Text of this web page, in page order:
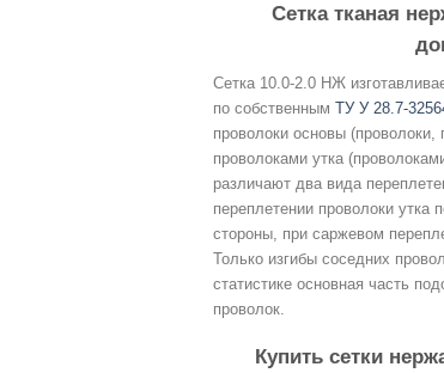
Сетка тканая
Сетка 10.0-2.0 НЖ
по собственным ТУ У 28.7-
проволоки основы
проволоками утка
различают два вида
переплетении проволоки
стороны, при саржевом
Только изгибы соседних
статистике основная часть
проволок.
Купить сетки